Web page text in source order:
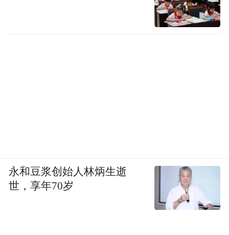
永和豆浆创始人林炳生逝
世，享年70岁